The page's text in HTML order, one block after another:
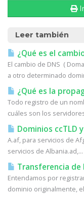
Leer también
¿Qué es el
El cambio de DNS (
a otro determinado
¿Qué es la
Todo registro de un
cuáles son los
Dominios ccTLD
A.af, para servicios de
servicios de Albania.ad,...
Transferencia de
Entendamos por
dominio originalmente,